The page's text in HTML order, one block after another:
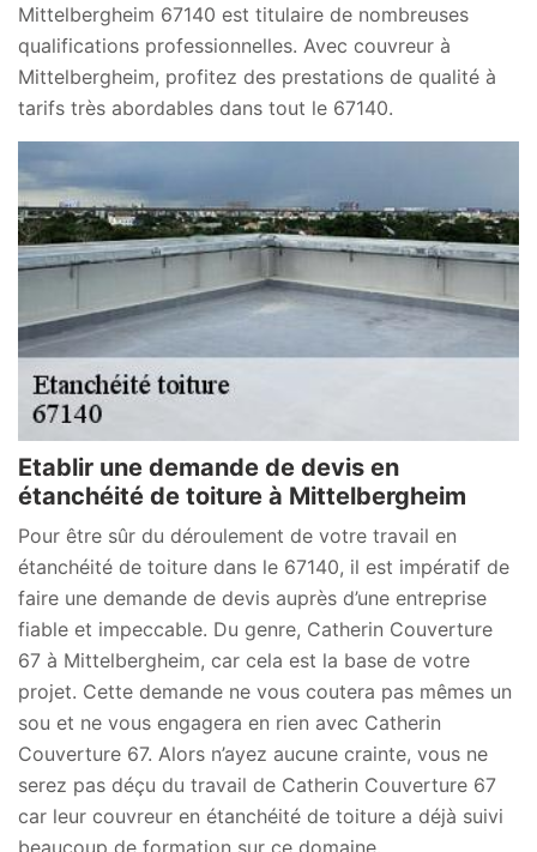
Mittelbergheim 67140 est titulaire de nombreuses
qualifications professionnelles. Avec couvreur à
Mittelbergheim, profitez des prestations de qualité à
tarifs très abordables dans tout le 67140.
Etablir une demande de devis en
étanchéité de toiture à Mittelbergheim
Pour être sûr du déroulement de votre travail en
étanchéité de toiture dans le 67140, il est impératif de
faire une demande de devis auprès d’une entreprise
fiable et impeccable. Du genre, Catherin Couverture
67 à Mittelbergheim, car cela est la base de votre
projet. Cette demande ne vous coutera pas mêmes un
sou et ne vous engagera en rien avec Catherin
Couverture 67. Alors n’ayez aucune crainte, vous ne
serez pas déçu du travail de Catherin Couverture 67
car leur couvreur en étanchéité de toiture a déjà suivi
beaucoup de formation sur ce domaine.